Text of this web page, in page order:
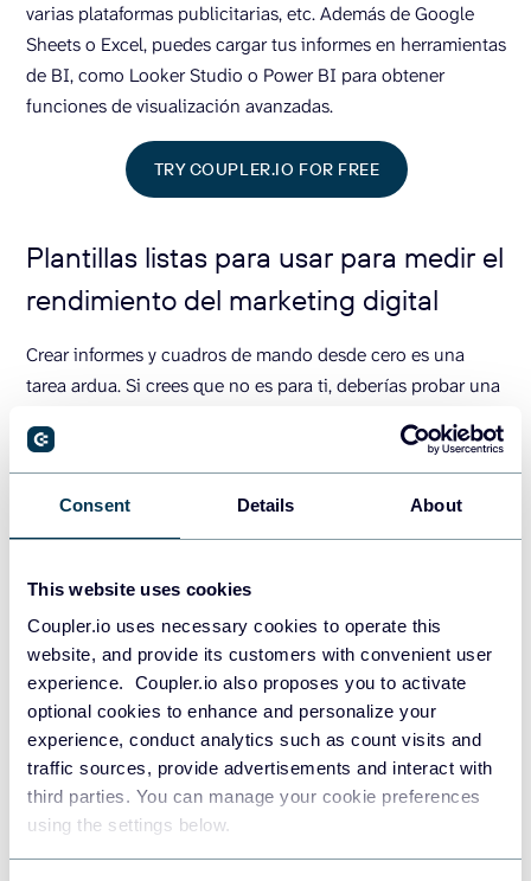
Consent Details About
This website uses cookies
Coupler.io uses necessary cookies to operate this
website, and provide its customers with convenient user
experience. Coupler.io also proposes you to activate
optional cookies to enhance and personalize your
experience, conduct analytics such as count visits and
traffic sources, provide advertisements and interact with
third parties. You can manage your cookie preferences
using the settings below.
varias plataformas publicitarias, etc. Además de Google
Sheets o Excel, puedes cargar tus informes en herramientas
de BI, como Looker Studio o Power BI para obtener
funciones de visualización avanzadas.
TRY COUPLER.IO FOR FREE
Plantillas listas para usar para medir el
rendimiento del marketing digital
Crear informes y cuadros de mando desde cero es una
tarea ardua. Si crees que no es para ti, deberías probar una
conectores integrados de Coupler.io con las herramientas
de análisis de marketing más comunes y te permiten
empezar a medir el rendimiento de tu marketing de
inmediato.